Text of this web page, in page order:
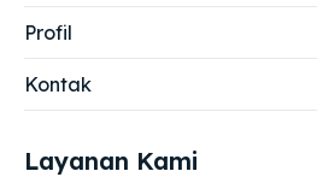
Profil
Kontak
Layanan Kami